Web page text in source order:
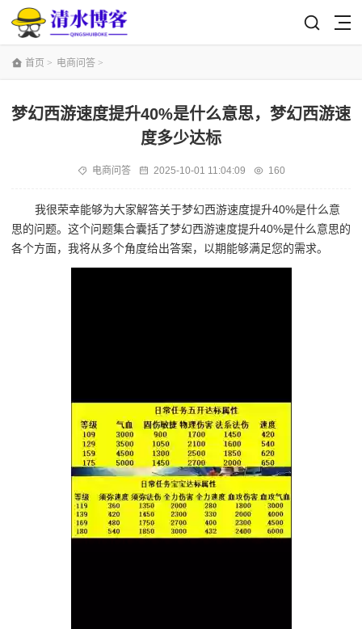
首页 > 电商问答 >
梦幻西游速度提升40%是什么意思，梦幻西游速
度多少达标
电商问答 2025-10-01 11:04:09 160
我很荣幸能够为大家解答关于梦幻西游速度提升40%是什么意
思的问题。这个问题集合囊括了梦幻西游速度提升40%是什么意思的
各个方面，我将从多个角度给出答案，以期能够满足您的需求。